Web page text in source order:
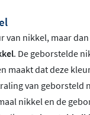
van nikkel, maar
. De geborstelde
maakt dat deze
van geborsteld
nikkel en de